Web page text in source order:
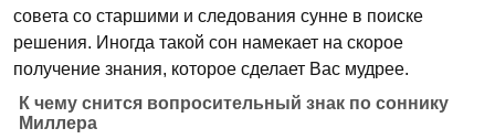
совета со старшими и следования сунне в поиске
решения. Иногда такой сон намекает на скорое
получение знания, которое сделает Вас мудрее.
К чему снится вопросительный знак по соннику
Миллера